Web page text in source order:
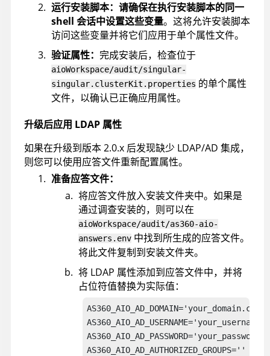
运行安装脚本： 请确保在执行安装脚本的同一
shell 会话中设置这些变量。这将允许安装脚本
访问这些变量并将它们应用于单个属性文件。
验证属性： 完成安装后，检查位于
aioWorkspace/audit/singular-
singular.clusterKit.properties 的单个属性
文件，以确认已正确应用属性。
升级后应用 LDAP 属性
如果在升级到版本 2.0.x 后发现缺少 LDAP/AD 集成，
则您可以使用应答文件重新配置属性。
准备应答文件：
将应答文件放入安装文件夹中。如果是
通过调查安装的，则可以在
aioWorkspace/audit/as360-aio-
answers.env 中找到所生成的应答文件。
将此文件复制到安装文件夹。
将 LDAP 属性添加到应答文件中，并将
占位符值替换为实际值：
AS360_AIO_AD_DOMAIN='your_domain.com'
AS360_AIO_AD_USERNAME='your_username'
AS360_AIO_AD_PASSWORD='your_password'
AS360_AIO_AD_AUTHORIZED_GROUPS=''